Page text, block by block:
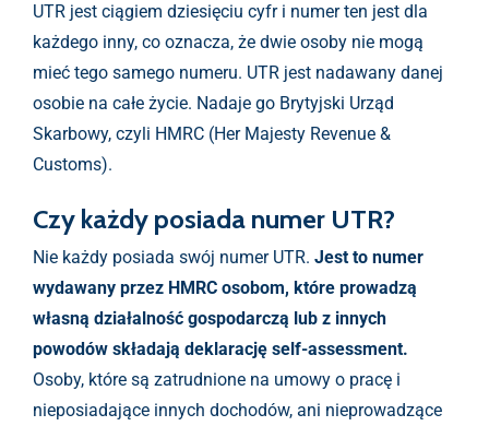
UTR jest ciągiem dziesięciu cyfr i numer ten jest dla
każdego inny, co oznacza, że dwie osoby nie mogą
mieć tego samego numeru. UTR jest nadawany danej
osobie na całe życie. Nadaje go Brytyjski Urząd
Skarbowy, czyli HMRC (Her Majesty Revenue &
Customs).
Czy każdy posiada numer UTR?
Nie każdy posiada swój numer UTR. Jest to numer
wydawany przez HMRC osobom, które prowadzą
własną działalność gospodarczą lub z innych
powodów składają deklarację self-assessment.
Osoby, które są zatrudnione na umowy o pracę i
nieposiadające innych dochodów, ani nieprowadzące